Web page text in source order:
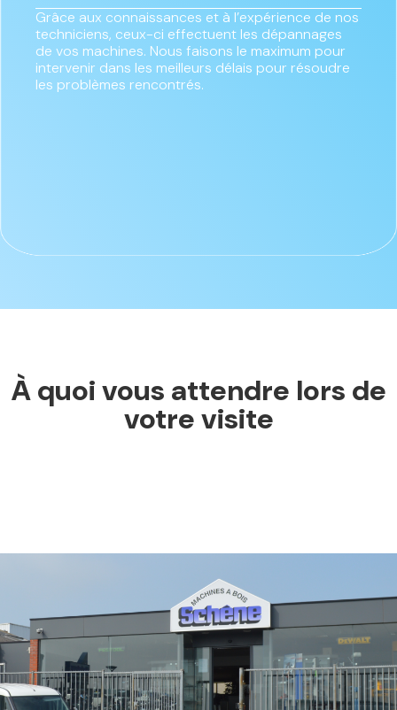
Grâce aux connaissances et à l’expérience de nos
techniciens, ceux-ci effectuent les dépannages
de vos machines. Nous faisons le maximum pour
intervenir dans les meilleurs délais pour résoudre
les problèmes rencontrés.
À quoi vous attendre lors de
votre visite